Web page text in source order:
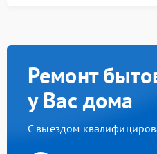
Ремонт
у Вас дома
С выездом